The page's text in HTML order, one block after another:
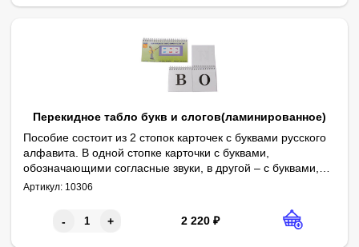
Перекидное табло букв и слогов(ламинированное)
Пособие состоит из 2 стопок карточек с буквами русского
алфавита. В одной стопке карточки с буквами,
обозначающими согласные звуки, в другой – с буквами,
обозначающими гласные. Также в состав пособия входят
соединены спиралью, что позволяет легко перекидывать
их как карточки на судейском табло. Обложки и карточки
Комплектность: перекидное табло – 1 шт., руководство по
Габаритные размеры в упаковке (дл.*шир.*выс.), см: 18*9,5*1.
Автор: О.В. Печенкина
Артикул: 10306
- + 2 220 ₽